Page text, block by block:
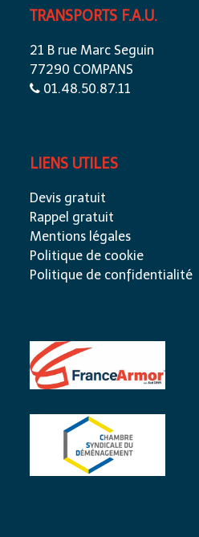
TRANSPORTS F.A.U.
21 B rue Marc Seguin
77290 COMPANS
01.48.50.87.11
LIENS UTILES
Devis gratuit
Rappel gratuit
Mentions légales
Politique de cookie
Politique de confidentialité